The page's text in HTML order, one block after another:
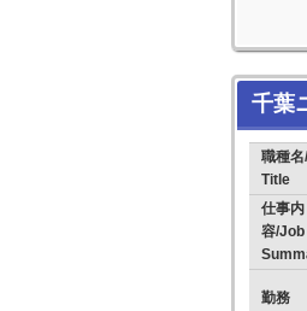
千葉
職種
Title
仕事内
容/Job
勤務